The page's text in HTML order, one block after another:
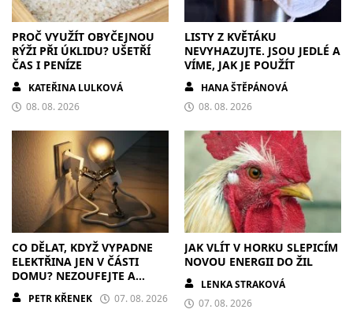
PROČ VYUŽÍT OBYČEJNOU
RÝŽI PŘI ÚKLIDU? UŠETŘÍ
ČAS I PENÍZE
KATEŘINA LULKOVÁ
08. 08. 2026
LISTY Z KVĚTÁKU
NEVYHAZUJTE. JSOU JEDLÉ A
VÍME, JAK JE POUŽÍT
HANA ŠTĚPÁNOVÁ
08. 08. 2026
CO DĚLAT, KDYŽ VYPADNE
ELEKTŘINA JEN V ČÁSTI
DOMU? NEZOUFEJTE A
POSTUPUJTE S CHLADNOU
HLAVOU
PETR KŘENEK 07. 08. 2026
JAK VLÍT V HORKU SLEPICÍM
NOVOU ENERGII DO ŽIL
LENKA STRAKOVÁ
07. 08. 2026